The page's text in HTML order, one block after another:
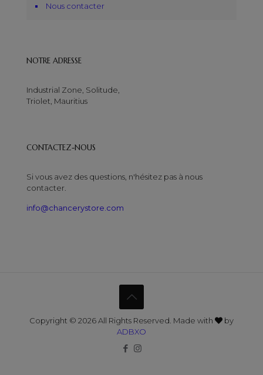
Nous contacter
NOTRE ADRESSE
Industrial Zone, Solitude,
Triolet, Mauritius
CONTACTEZ-NOUS
Si vous avez des questions, n'hésitez pas à nous
contacter.
info@chancerystore.com
Copyright © 2026 All Rights Reserved. Made with
by
ADBXO